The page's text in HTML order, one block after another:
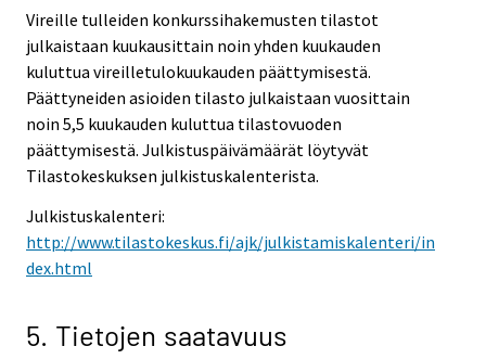
Vireille tulleiden konkurssihakemusten tilastot
julkaistaan kuukausittain noin yhden kuukauden
kuluttua vireilletulokuukauden päättymisestä.
Päättyneiden asioiden tilasto julkaistaan vuosittain
noin 5,5 kuukauden kuluttua tilastovuoden
päättymisestä. Julkistuspäivämäärät löytyvät
Tilastokeskuksen julkistuskalenterista.
Julkistuskalenteri:
http://www.tilastokeskus.fi/ajk/julkistamiskalenteri/in
dex.html
5. Tietojen saatavuus